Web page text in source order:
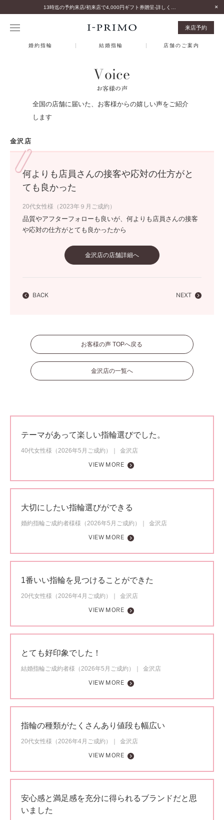
来店予約
婚約指輪 結婚指輪 店舗のご案内
Voice
お客様の声
全国の店舗に届いた、お客様からの嬉しい声をご紹介
します
金沢店
何よりも店員さんの接客や応対の仕方がと
ても良かった
20代女性様（2023年９月ご成約）
品質やアフターフォローも良いが、何よりも店員さんの接客
や応対の仕方がとても良かったから
金沢店の店舗詳細へ
BACK NEXT
お客様の声 TOPへ戻る
金沢店の一覧へ
テーマがあって楽しい指輪選びでした。
40代女性様（2026年5月ご成約）
金沢店
VIEW MORE
大切にしたい指輪選びができる
婚約指輪ご成約者様様（2026年5月ご成約）
金沢店
VIEW MORE
1番いい指輪を見つけることができた
20代女性様（2026年4月ご成約）
金沢店
VIEW MORE
とても好印象でした！
結婚指輪ご成約者様（2026年5月ご成約）
金沢店
VIEW MORE
指輪の種類がたくさんあり値段も幅広い
20代女性様（2026年4月ご成約）
金沢店
VIEW MORE
安心感と満足感を充分に得られるブランドだと思
いました